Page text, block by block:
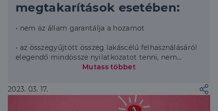
megtakarítások esetében:
• nem az állam garantálja a hozamot
• az összegyűjtött összeg lakáscélú felhasználásáról
elegendő mindössze nyilatkozatot tenni, nem
szükséges számlával igazolni a teljesítést
• bármelyik szolgáltató mellett dönt is az ügyfél,
bármennyi megtakarítási szerződést megköthet,
sőt, akár az OTP-nél és a Fundamentánál is
Mutass többet
2023. 03. 17.